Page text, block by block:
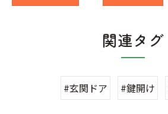
関連タグ
#玄関ドア #鍵開け